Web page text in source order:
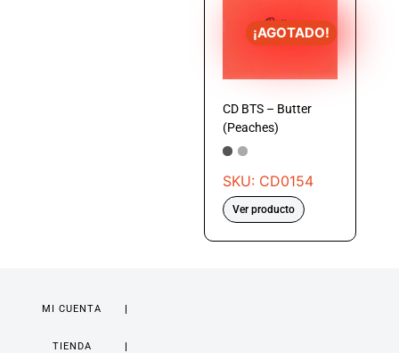
¡AGOTADO!
CD BTS – Butter
(Peaches)
SKU: CD0154
Ver producto
MI CUENTA
TIENDA